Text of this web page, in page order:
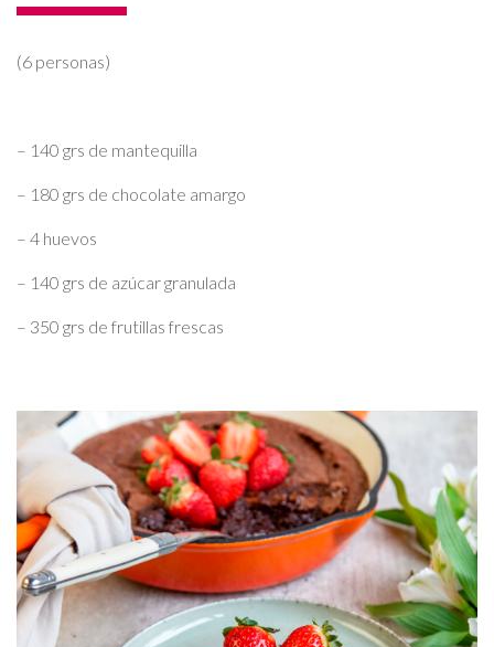
(6 personas)
– 140 grs de mantequilla
– 180 grs de chocolate amargo
– 4 huevos
– 140 grs de azúcar granulada
– 350 grs de frutillas frescas